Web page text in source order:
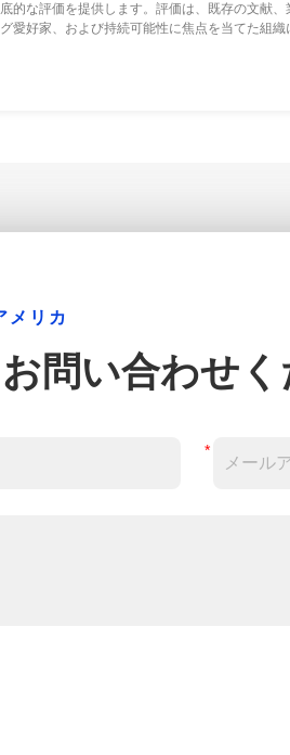
白色液体ポリウレタン粘着剤 カス
的な評価を提供します。評価は、既存の文献
愛好家、および持続可能性に焦点を当てた組
メリカ
問い合わせ